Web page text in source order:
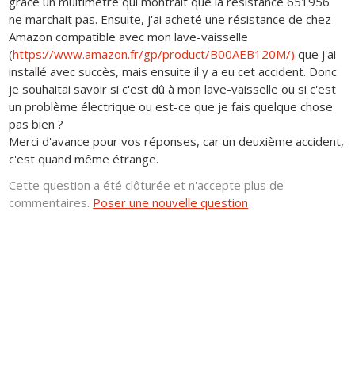
ne marchait pas. Ensuite, j'ai acheté une résistance de chez
Amazon compatible avec mon lave-vaisselle
(https://www.amazon.fr/gp/product/B00AEB120M/) que j'ai
installé avec succès, mais ensuite il y a eu cet accident. Donc
je souhaitai savoir si c'est dû à mon lave-vaisselle ou si c'est
un problème électrique ou est-ce que je fais quelque chose
pas bien ?
Merci d'avance pour vos réponses, car un deuxième accident,
c'est quand même étrange.
Cette question a été clôturée et n'accepte plus de
commentaires. Poser une nouvelle question